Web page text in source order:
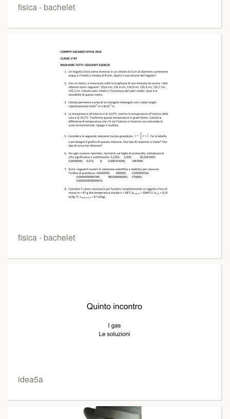
fisica - bachelet
fisica - bachelet
idea5a